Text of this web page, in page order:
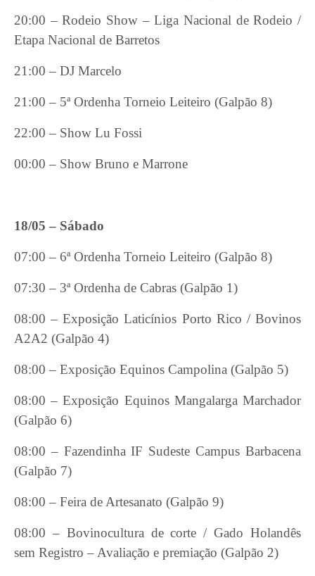
20:00 – Rodeio Show – Liga Nacional de Rodeio /
Etapa Nacional de Barretos
21:00 – DJ Marcelo
21:00 – 5ª Ordenha Torneio Leiteiro (Galpão 8)
22:00 – Show Lu Fossi
00:00 – Show Bruno e Marrone
18/05 – Sábado
07:00 – 6ª Ordenha Torneio Leiteiro (Galpão 8)
07:30 – 3ª Ordenha de Cabras (Galpão 1)
08:00 – Exposição Laticínios Porto Rico / Bovinos
A2A2 (Galpão 4)
08:00 – Exposição Equinos Campolina (Galpão 5)
08:00 – Exposição Equinos Mangalarga Marchador
(Galpão 6)
08:00 – Fazendinha IF Sudeste Campus Barbacena
(Galpão 7)
08:00 – Feira de Artesanato (Galpão 9)
08:00 – Bovinocultura de corte / Gado Holandês
sem Registro – Avaliação e premiação (Galpão 2)